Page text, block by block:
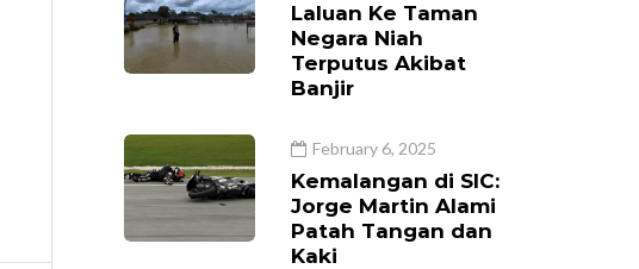
Laluan Ke Taman
Negara Niah
Terputus Akibat
Banjir
February 6, 2025
Kemalangan di SIC:
Jorge Martin Alami
Patah Tangan dan
Kaki